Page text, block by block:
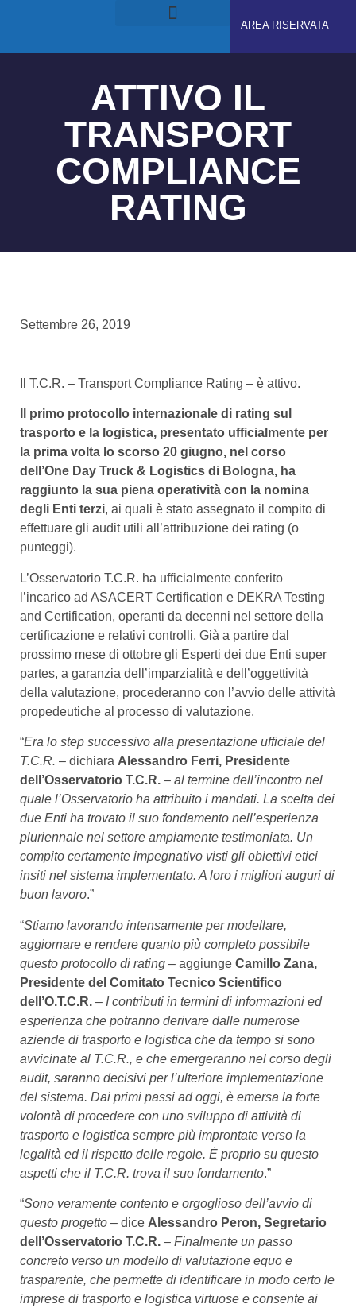
AREA RISERVATA
ATTIVO IL
TRANSPORT
COMPLIANCE
RATING
Settembre 26, 2019
Il T.C.R. – Transport Compliance Rating – è attivo.
Il primo protocollo internazionale di rating sul
trasporto e la logistica, presentato ufficialmente per
la prima volta lo scorso 20 giugno, nel corso
dell’One Day Truck & Logistics di Bologna, ha
raggiunto la sua piena operatività con la nomina
degli Enti terzi, ai quali è stato assegnato il compito di
effettuare gli audit utili all’attribuzione dei rating (o
punteggi).
L’Osservatorio T.C.R. ha ufficialmente conferito
l’incarico ad ASACERT Certification e DEKRA Testing
and Certification, operanti da decenni nel settore della
certificazione e relativi controlli. Già a partire dal
prossimo mese di ottobre gli Esperti dei due Enti super
partes, a garanzia dell’imparzialità e dell’oggettività
della valutazione, procederanno con l’avvio delle attività
propedeutiche al processo di valutazione.
“Era lo step successivo alla presentazione ufficiale del
T.C.R. – dichiara Alessandro Ferri, Presidente
dell’Osservatorio T.C.R. – al termine dell’incontro nel
quale l’Osservatorio ha attribuito i mandati. La scelta dei
due Enti ha trovato il suo fondamento nell’esperienza
pluriennale nel settore ampiamente testimoniata. Un
compito certamente impegnativo visti gli obiettivi etici
insiti nel sistema implementato. A loro i migliori auguri di
buon lavoro.”
“Stiamo lavorando intensamente per modellare,
aggiornare e rendere quanto più completo possibile
questo protocollo di rating – aggiunge Camillo Zana,
Presidente del Comitato Tecnico Scientifico
dell’O.T.C.R. – I contributi in termini di informazioni ed
esperienza che potranno derivare dalle numerose
aziende di trasporto e logistica che da tempo si sono
avvicinate al T.C.R., e che emergeranno nel corso degli
audit, saranno decisivi per l’ulteriore implementazione
del sistema. Dai primi passi ad oggi, è emersa la forte
volontà di procedere con uno sviluppo di attività di
trasporto e logistica sempre più improntate verso la
legalità ed il rispetto delle regole. È proprio su questo
aspetti che il T.C.R. trova il suo fondamento.”
“Sono veramente contento e orgoglioso dell’avvio di
questo progetto – dice Alessandro Peron, Segretario
dell’Osservatorio T.C.R. – Finalmente un passo
concreto verso un modello di valutazione equo e
trasparente, che permette di identificare in modo certo le
imprese di trasporto e logistica virtuose e consente ai